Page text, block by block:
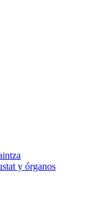
y órganos